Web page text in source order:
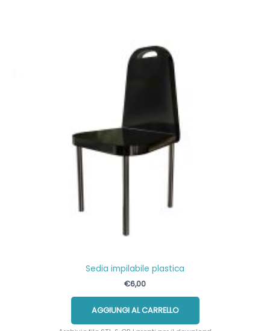
Sedia impilabile plastica
€6,00
AGGIUNGI AL CARRELLO